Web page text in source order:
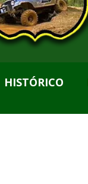
HISTÓRICO